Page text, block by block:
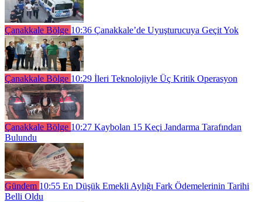
Çanakkale Bölge 10:36 Çanakkale’de Uyuşturucuya Geçit Yok
Çanakkale Bölge 10:29 İleri Teknolojiyle Üç Kritik Operasyon
Çanakkale Bölge 10:27 Kaybolan 15 Keçi Jandarma Tarafından
Bulundu
Gündem 10:55 En Düşük Emekli Aylığı Fark Ödemelerinin Tarihi
Belli Oldu